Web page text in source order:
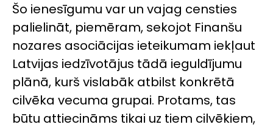
Šo ienesīgumu var un vajag censties
palielināt, piemēram, sekojot Finanšu
nozares asociācijas ieteikumam iekļaut
Latvijas iedzīvotājus tādā ieguldījumu
plānā, kurš vislabāk atbilst konkrētā
cilvēka vecuma grupai. Protams, tas
būtu attiecināms tikai uz tiem cilvēkiem,